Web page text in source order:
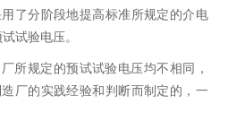
了分阶段地提高标准所规定的介电
试验电压。
所规定的预试试验电压均不相同，
厂的实践经验和判断而制定的，一